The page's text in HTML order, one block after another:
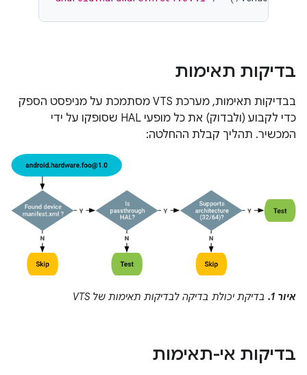
בדיקות תאימות
בבדיקות תאימות, מערכת VTS מסתמכת על מניפסט הספק
כדי לקבוע (ולבדוק) את כל מופעי HAL שסופקו על ידי
המכשיר. תהליך קבלת ההחלטה:
איור 1. בדיקת יכולת בדיקה לבדיקות תאימות של VTS
בדיקות אי-תאימות